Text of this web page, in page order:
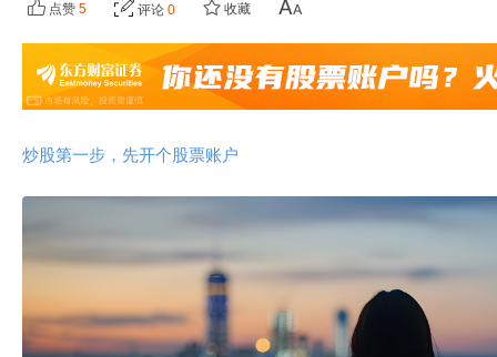
点赞 5 评论 0 收藏
炒股第一步，先开个股票账户